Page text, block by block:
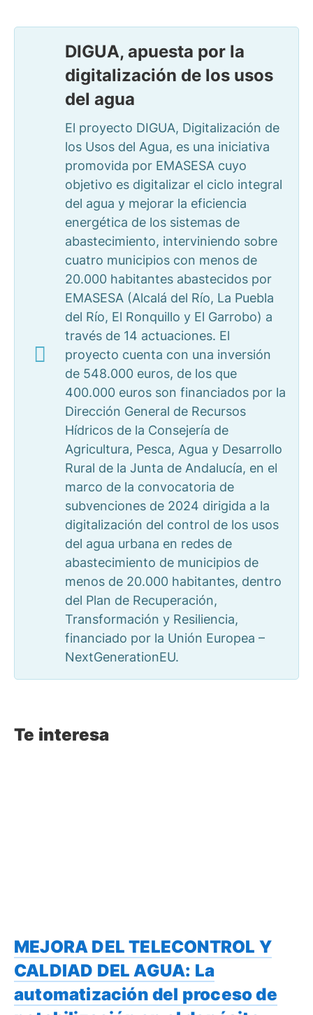
DIGUA, apuesta por la
digitalización de los usos
del agua
El proyecto DIGUA, Digitalización de
los Usos del Agua, es una iniciativa
promovida por EMASESA cuyo
objetivo es digitalizar el ciclo integral
del agua y mejorar la eficiencia
energética de los sistemas de
abastecimiento, interviniendo sobre
cuatro municipios con menos de
20.000 habitantes abastecidos por
EMASESA (Alcalá del Río, La Puebla
del Río, El Ronquillo y El Garrobo) a
través de 14 actuaciones. El
proyecto cuenta con una inversión
de 548.000 euros, de los que
400.000 euros son financiados por la
Dirección General de Recursos
Hídricos de la Consejería de
Agricultura, Pesca, Agua y Desarrollo
Rural de la Junta de Andalucía, en el
marco de la convocatoria de
subvenciones de 2024 dirigida a la
digitalización del control de los usos
del agua urbana en redes de
abastecimiento de municipios de
menos de 20.000 habitantes, dentro
del Plan de Recuperación,
Transformación y Resiliencia,
financiado por la Unión Europea –
NextGenerationEU.
Te interesa
MEJORA DEL TELECONTROL Y
CALDIAD DEL AGUA: La
automatización del proceso de